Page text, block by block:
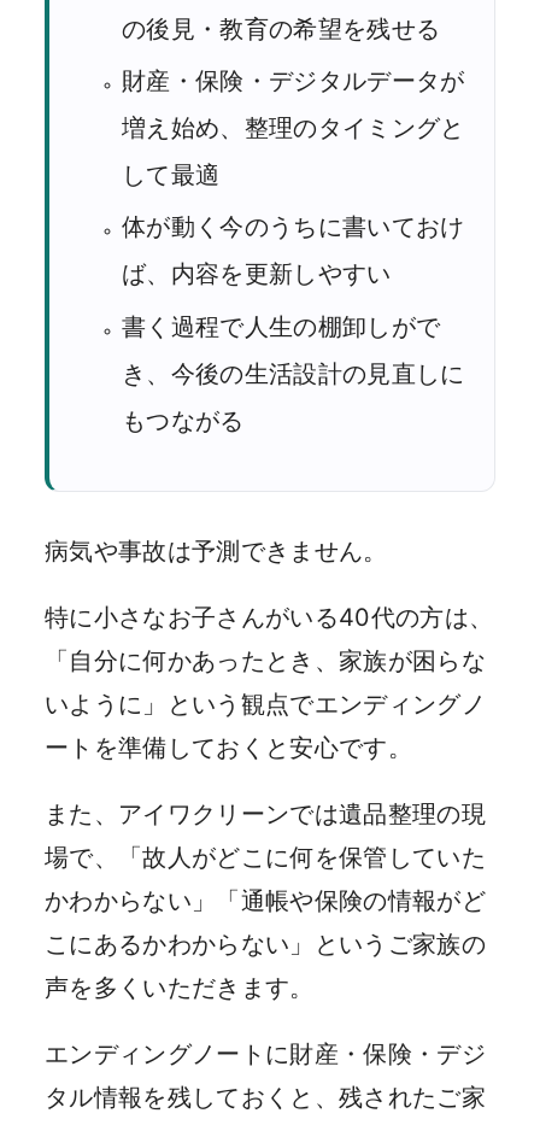
の後見・教育の希望を残せる
財産・保険・デジタルデータが
増え始め、整理のタイミングと
して最適
体が動く今のうちに書いておけ
ば、内容を更新しやすい
書く過程で人生の棚卸しがで
き、今後の生活設計の見直しに
もつながる
病気や事故は予測できません。
特に小さなお子さんがいる40代の方は、
「自分に何かあったとき、家族が困らな
いように」という観点でエンディングノ
ートを準備しておくと安心です。
また、アイワクリーンでは遺品整理の現
場で、「故人がどこに何を保管していた
かわからない」「通帳や保険の情報がど
こにあるかわからない」というご家族の
声を多くいただきます。
エンディングノートに財産・保険・デジ
タル情報を残しておくと、残されたご家